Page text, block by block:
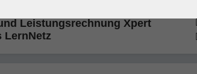
Leistungsrechnung Xpert
LernNetz